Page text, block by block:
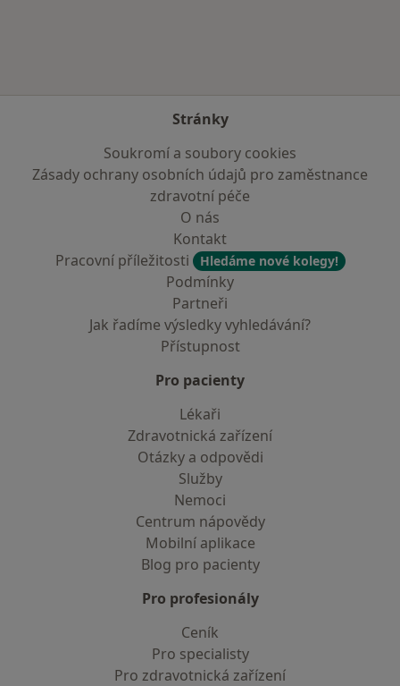
Stránky
Soukromí a soubory cookies
Zásady ochrany osobních údajů pro zaměstnance
zdravotní péče
O nás
Kontakt
Pracovní příležitosti
Hledáme nové kolegy!
Podmínky
Partneři
Jak řadíme výsledky vyhledávání?
Přístupnost
Pro pacienty
Lékaři
Zdravotnická zařízení
Otázky a odpovědi
Služby
Nemoci
Centrum nápovědy
Mobilní aplikace
Blog pro pacienty
Pro profesionály
Ceník
Pro specialisty
Pro zdravotnická zařízení